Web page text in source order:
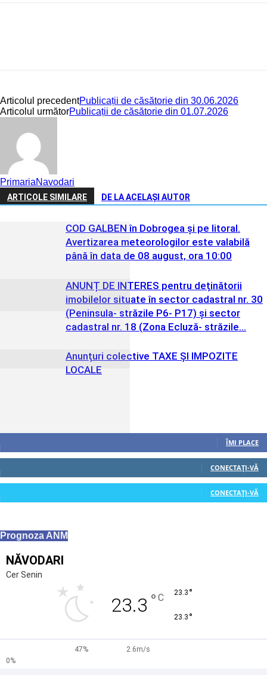
Articolul precedentPublicații de căsătorie din 30.06.2026
Articolul următorPublicații de căsătorie din 01.07.2026
PrimariaNavodari
ARTICOLE SIMILARE DE LA ACELAȘI AUTOR
COD GALBEN în Dobrogea și pe litoral.
Avertizarea meteorologilor este valabilă
până în data de 08 august, ora 10:00
ANUNȚ DE INTERES pentru deținătorii
imobilelor situate în sector cadastral nr. 30
(Peninsula- străzile P6- P17) și sector
cadastral nr. 18 (Zona Ecluză- străzile...
Anunțuri colective TAXE ȘI IMPOZITE
LOCALE
ÎMI PLACE
CONECTAȚI-VĂ
CONECTAȚI-VĂ
Prognoza ANM
NĂVODARI
Cer Senin
23.3 ° C 23.3 °
23.3 °
47%
2.6m/s
0%